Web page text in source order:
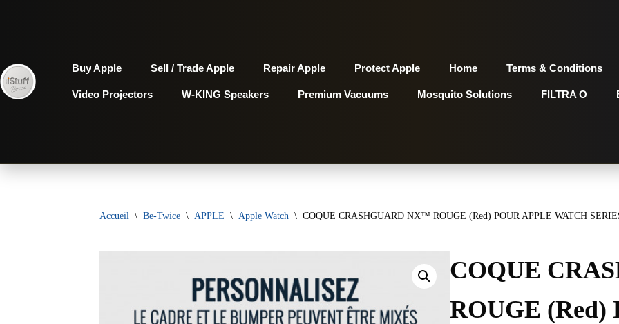
au
contenu
Buy Apple Sell / Trade Apple Repair Apple Protect Apple Home Terms & Conditions
Video Projectors W-KING Speakers Premium Vacuums Mosquito Solutions FILTRA O
Accueil \ Be-Twice \ APPLE \ Apple Watch \ COQUE CRASHGUARD NX™ ROUGE (Red) POUR APPLE WATCH
COQUE
ROUGE (Red)